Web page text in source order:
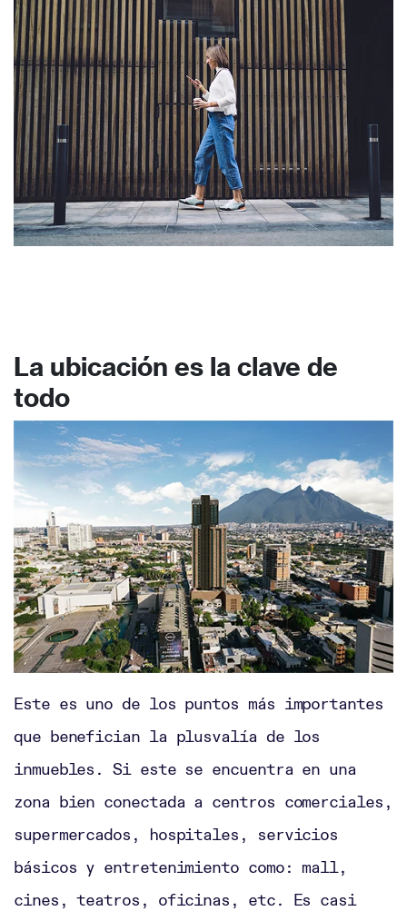
La ubicación es la clave de
todo
Este es uno de los puntos más importantes
que benefician la plusvalía de los
inmuebles. Si este se encuentra en una
zona bien conectada a centros comerciales,
supermercados, hospitales, servicios
básicos y entretenimiento como: mall,
cines, teatros, oficinas, etc. Es casi